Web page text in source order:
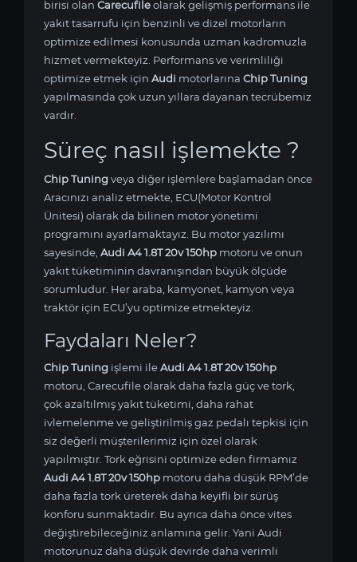
birisi olan Carecufileolarak gelişmiş performans ile
yakıt tasarrufu için benzinli ve dizel motorların
optimize edilmesi konusunda uzman kadromuzla
hizmet vermekteyiz. Performans ve verimliliği
optimize etmek için Audi motorlarına Chip Tuning
yapılmasında çok uzun yıllara dayanan tecrübemiz
vardır.
Süreç nasıl işlemekte ?
Chip Tuningveya diğer işlemlere başlamadan önce
Aracınızı analiz etmekte, ECU(Motor Kontrol
Ünitesi) olarak da bilinen motor yönetimi
programını ayarlamaktayız. Bu motor yazılımı
sayesinde, Audi A4 1.8T 20v 150hp motoru ve onun
yakıt tüketiminin davranışından büyük ölçüde
sorumludur. Her araba, kamyonet, kamyon veya
traktör için ECU’yu optimize etmekteyiz.
Faydaları Neler?
Chip Tuning işlemi ileAudi A4 1.8T 20v 150hp
motoru, Carecufile olarak daha fazla güç ve tork,
çok azaltılmış yakıt tüketimi, daha rahat
ivlemelenme ve geliştirilmiş gaz pedalı tepkisi için
siz değerli müşterilerimiz için özel olarak
yapılmıştır. Tork eğrisini optimize eden firmamız
Audi A4 1.8T 20v 150hp motoru daha düşük RPM’de
daha fazla tork üreterek daha keyifli bir sürüş
konforu sunmaktadır. Bu ayrıca daha önce vites
değiştirebileceğiniz anlamına gelir. Yani Audi
motorunuz daha düşük devirde daha verimli